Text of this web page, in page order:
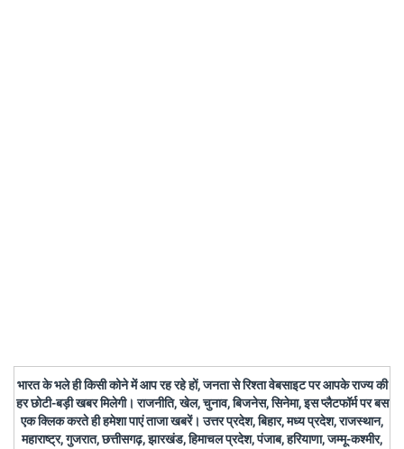
भारत के भले ही किसी कोने में आप रह रहे हों, जनता से रिश्ता वेबसाइट पर आपके राज्य की
हर छोटी-बड़ी खबर मिलेगी। राजनीति, खेल, चुनाव, बिजनेस, सिनेमा, इस प्लैटफॉर्म पर बस
एक क्लिक करते ही हमेशा पाएं ताजा खबरें। उत्तर प्रदेश, बिहार, मध्य प्रदेश, राजस्थान,
महाराष्ट्र, गुजरात, छत्तीसगढ़, झारखंड, हिमाचल प्रदेश, पंजाब, हरियाणा, जम्मू-कश्मीर,